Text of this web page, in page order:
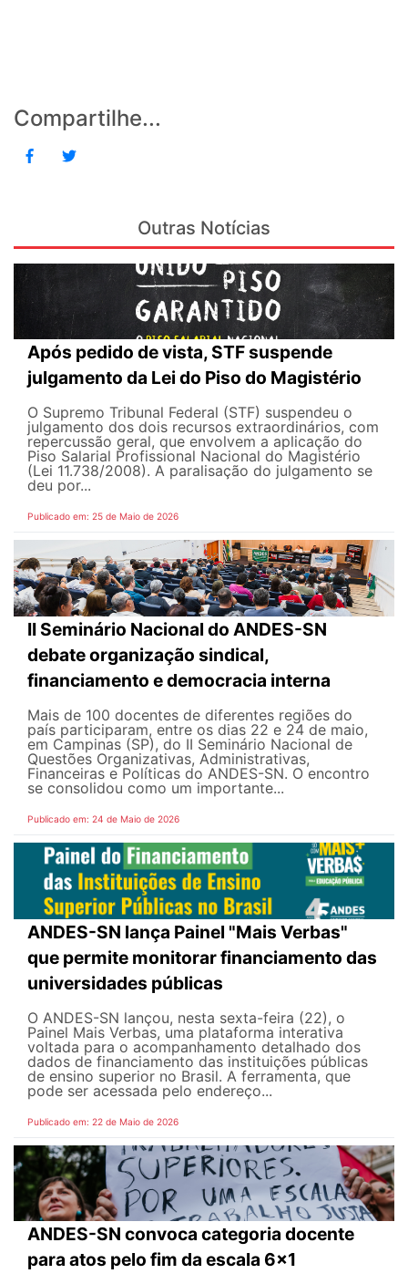
Compartilhe...
Outras Notícias
Após pedido de vista, STF suspende
julgamento da Lei do Piso do Magistério
O Supremo Tribunal Federal (STF) suspendeu o
julgamento dos dois recursos extraordinários, com
repercussão geral, que envolvem a aplicação do
Piso Salarial Profissional Nacional do Magistério
(Lei 11.738/2008). A paralisação do julgamento se
deu por...
Publicado em: 25 de Maio de 2026
II Seminário Nacional do ANDES-SN
debate organização sindical,
financiamento e democracia interna
Mais de 100 docentes de diferentes regiões do
país participaram, entre os dias 22 e 24 de maio,
em Campinas (SP), do II Seminário Nacional de
Questões Organizativas, Administrativas,
Financeiras e Políticas do ANDES-SN. O encontro
se consolidou como um importante...
Publicado em: 24 de Maio de 2026
ANDES-SN lança Painel "Mais Verbas"
que permite monitorar financiamento das
universidades públicas
O ANDES-SN lançou, nesta sexta-feira (22), o
Painel Mais Verbas, uma plataforma interativa
voltada para o acompanhamento detalhado dos
dados de financiamento das instituições públicas
de ensino superior no Brasil. A ferramenta, que
pode ser acessada pelo endereço...
Publicado em: 22 de Maio de 2026
ANDES-SN convoca categoria docente
para atos pelo fim da escala 6x1